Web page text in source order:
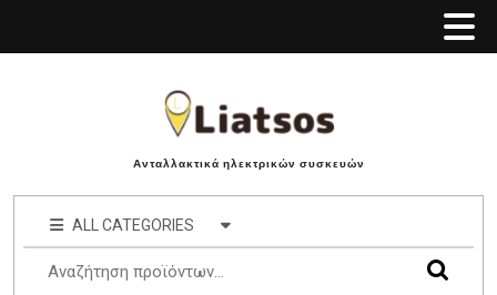
Ανταλλακτικά ηλεκτρικών συσκευών
ALL CATEGORIES